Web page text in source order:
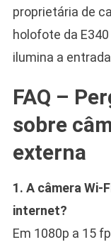
proprietária de
holofote da
ilumina a
FAQ –
sobre
externa
1. A câmera Wi-
internet?
Em 1080p a 15